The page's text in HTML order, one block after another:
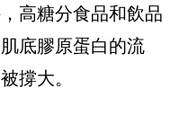
高糖分食品和飲品
底膠原蛋白的流
撐大。